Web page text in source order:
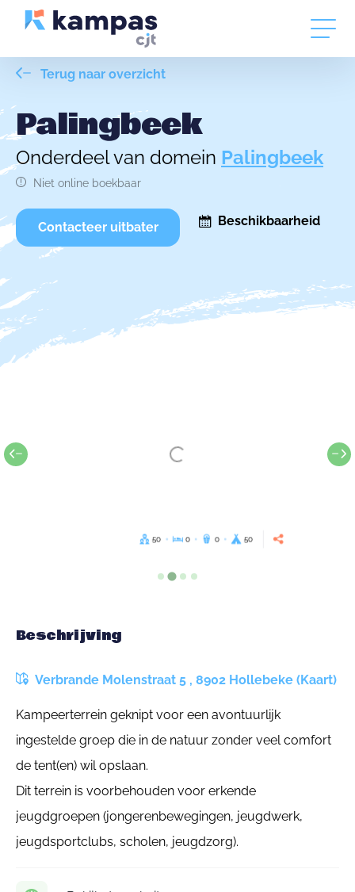
Terug naar overzicht
Palingbeek
Onderdeel van domein Palingbeek
Niet online boekbaar
Contacteer uitbater Beschikbaarheid
50 0 0 50
Beschrijving
Verbrande Molenstraat 5 , 8902 Hollebeke (Kaart)
Kampeerterrein geknipt voor een avontuurlijk
ingestelde groep die in de natuur zonder veel comfort
de tent(en) wil opslaan.
Dit terrein is voorbehouden voor erkende
jeugdgroepen (jongerenbewegingen, jeugdwerk,
jeugdsportclubs, scholen, jeugdzorg).